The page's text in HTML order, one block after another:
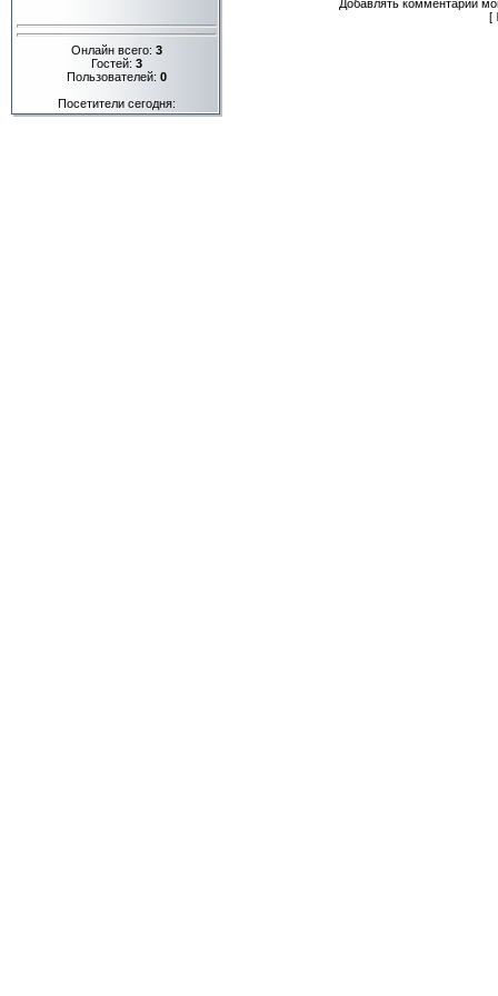
Онлайн всего: 3
Гостей: 3
Пользователей: 0
Посетители сегодня:
Добавлять комментарии
[